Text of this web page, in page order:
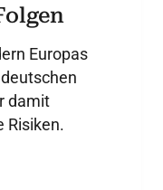
Europas
damit
Risiken.